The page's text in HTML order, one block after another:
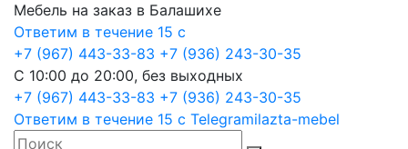
Мебель на заказ в Балашихе
Ответим в течение 15 с
+7 (967) 443-33-83 +7 (936) 243-30-35
С 10:00 до 20:00, без выходных
+7 (967) 443-33-83 +7 (936) 243-30-35
Ответим в течение 15 с Telegramilazta-mebel